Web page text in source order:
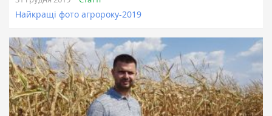
Найкращі фото агророку-2019